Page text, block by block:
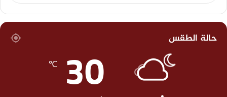
حالة الطقس 30
℃